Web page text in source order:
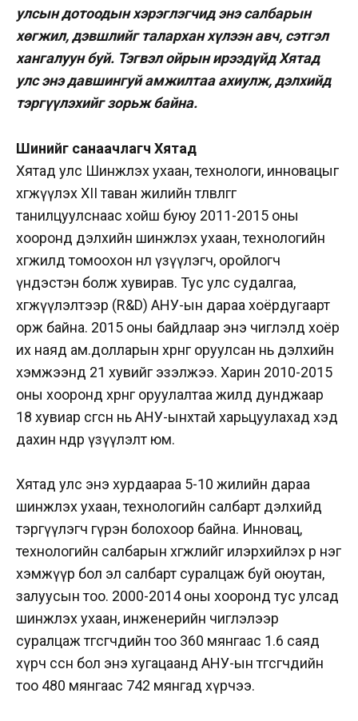
улсын дотоодын хэрэглэгчид энэ салбарын
хөгжил, дэвшлийг талархан хүлээн авч, сэтгэл
хангалуун буй. Тэгвэл ойрын ирээдүйд Хятад
улс энэ давшингуй амжилтаа ахиулж, дэлхийд
тэргүүлэхийг зорьж байна.
Шинийг санаачлагч Хятад
Хятад улс Шинжлэх ухаан, технологи, инновацыг
хөгжүүлэх XII таван жилийн төлөвлөгөөг
танилцуулснаас хойш буюу 2011-2015 оны
хооронд дэлхийн шинжлэх ухаан, технологийн
хөгжилд томоохон нөлөө үзүүлэгч, оройлогч
үндэстэн болж хувирав. Тус улс судалгаа,
хөгжүүлэлтээр (R&D) АНУ-ын дараа хоёрдугаарт
орж байна. 2015 оны байдлаар энэ чиглэлд хоёр
их наяд ам.долларын хөрөнгө оруулсан нь дэлхийн
хэмжээнд 21 хувийг эзэлжээ. Харин 2010-2015
оны хооронд хөрөнгө оруулалтаа жилд дунджаар
18 хувиар өсгөсөн нь АНУ-ынхтай харьцуулахад хэд
дахин өндөр үзүүлэлт юм.
Хятад улс энэ хурдаараа 5-10 жилийн дараа
шинжлэх ухаан, технологийн салбарт дэлхийд
тэргүүлэгч гүрэн болохоор байна. Инновац,
технологийн салбарын хөгжлийг илэрхийлэх өөр нэг
хэмжүүр бол эл салбарт суралцаж буй оюутан,
залуусын тоо. 2000-2014 оны хооронд тус улсад
шинжлэх ухаан, инженерийн чиглэлээр
суралцаж төгсөгчдийн тоо 360 мянгаас 1.6 саяд
хүрч өссөн бол энэ хугацаанд АНУ-ын төгсөгчдийн
тоо 480 мянгаас 742 мянгад хүрчээ.